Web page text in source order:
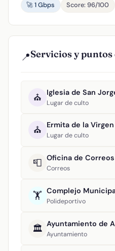
🚀 1 Gbps
Score: 96/100
📍Servicios y
⛪ Iglesia de San
Lugar de culto
⛪ Ermita de la
Lugar de culto
📮 Oficina de Correos
Correos
🏋️ Polideportivo
🏛️ Ayuntamiento de
Ayuntamiento